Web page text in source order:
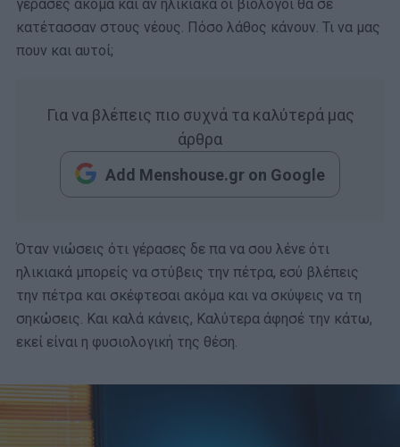
γέρασες ακόμα και αν ηλικιακά οι βιολόγοι θα σε
κατέτασσαν στους νέους. Πόσο λάθος κάνουν. Τι να μας
πουν και αυτοί;
Για να βλέπεις πιο συχνά τα καλύτερά μας
άρθρα
Add Menshouse.gr on Google
Όταν νιώσεις ότι γέρασες δε πα να σου λένε ότι
ηλικιακά μπορείς να στύβεις την πέτρα, εσύ βλέπεις
την πέτρα και σκέφτεσαι ακόμα και να σκύψεις να τη
σηκώσεις. Και καλά κάνεις, Καλύτερα άφησέ την κάτω,
εκεί είναι η φυσιολογική της θέση.